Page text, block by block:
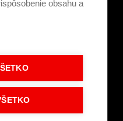
cookie
obsahu a